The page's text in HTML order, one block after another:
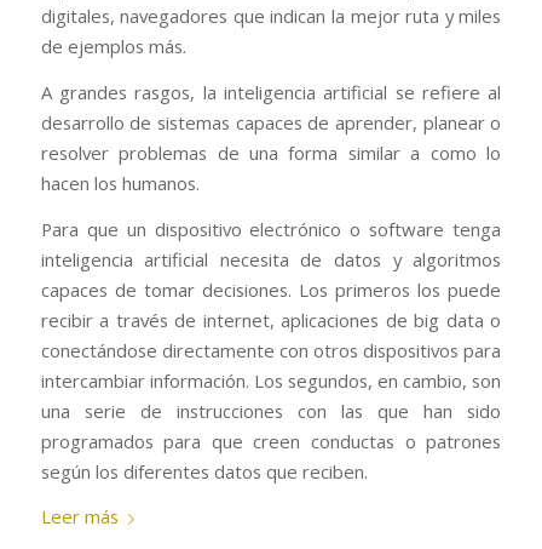
digitales, navegadores que indican la mejor ruta y miles
de ejemplos más.
A grandes rasgos, la inteligencia artificial se refiere al
desarrollo de sistemas capaces de aprender, planear o
resolver problemas de una forma similar a como lo
hacen los humanos.
Para que un dispositivo electrónico o software tenga
inteligencia artificial necesita de datos y algoritmos
capaces de tomar decisiones. Los primeros los puede
recibir a través de internet, aplicaciones de big data o
conectándose directamente con otros dispositivos para
intercambiar información. Los segundos, en cambio, son
una serie de instrucciones con las que han sido
programados para que creen conductas o patrones
según los diferentes datos que reciben.
Leer más